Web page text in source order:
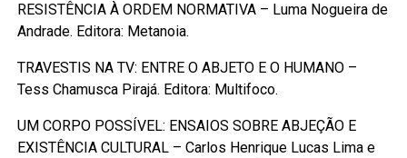
RESISTÊNCIA À ORDEM NORMATIVA – Luma Nogueira de
Andrade. Editora: Metanoia.
TRAVESTIS NA TV: ENTRE O ABJETO E O HUMANO –
Tess Chamusca Pirajá. Editora: Multifoco.
UM CORPO POSSÍVEL: ENSAIOS SOBRE ABJEÇÃO E
EXISTÊNCIA CULTURAL – Carlos Henrique Lucas Lima e